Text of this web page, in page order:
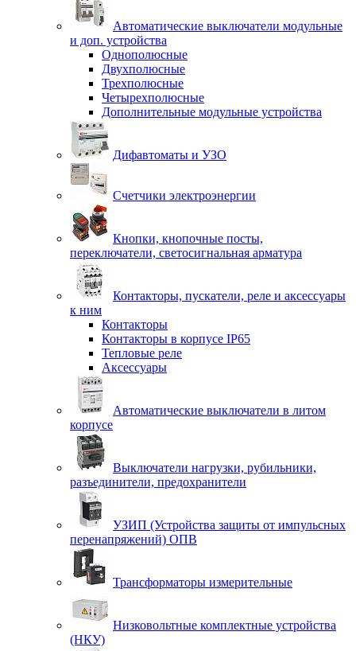
Автоматические выключатели модульные
и доп. устройства
Однополюсные
Двухполюсные
Трехполюсные
Четырехполюсные
Дополнительные модульные устройства
Дифавтоматы и УЗО
Счетчики электроэнергии
Кнопки, кнопочные посты,
переключатели, светосигнальная арматура
Контакторы, пускатели, реле и аксессуары
к ним
Контакторы
Контакторы в корпусе IP65
Тепловые реле
Аксессуары
Автоматические выключатели в литом
корпусе
Выключатели нагрузки, рубильники,
разъединители, предохранители
УЗИП (Устройства защиты от импульсных
перенапряжений) ОПВ
Трансформаторы измерительные
Низковольтные комплектные устройства
(НКУ)